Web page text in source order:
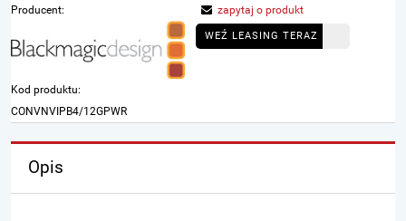
Producent:
Kod produktu:
CONVNVIPB4/12GPWR
zapytaj o produkt
WEŹ LEASING TERAZ
Opis